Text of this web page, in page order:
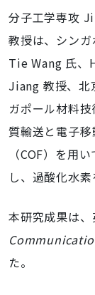
分子工学専攻
教授は、シンガ
Tie Wang 氏
Jiang 教授、北
ガポール材料
質輸送と電子
（COF）を用
し、過酸化水
本研究成果は、
た。